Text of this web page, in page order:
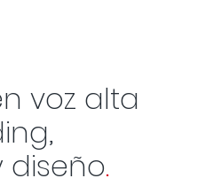
voz alta
diseño.